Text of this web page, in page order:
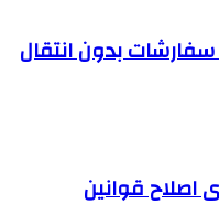
سفارشات بدون انتقال
قوانین